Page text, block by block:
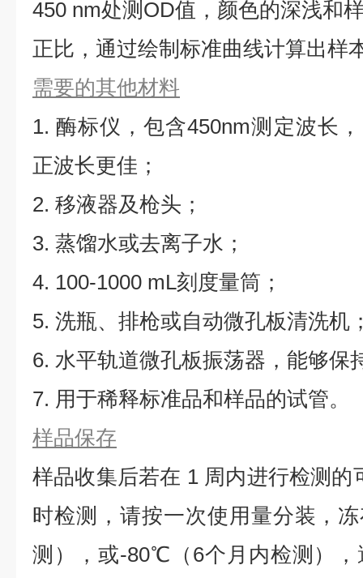
450 nm处测OD值，颜色的深浅和
正比，通过绘制标准曲线计算出样
需要的其他材料
1. 酶标仪，包含450nm测定波长
正波长更佳；
2. 移液器及枪头；
3. 蒸馏水或去离子水；
4. 100-1000 mL刻度量筒；
5. 洗瓶、排枪或自动微孔板清洗机
6. 水平轨道微孔板振荡器，能够保
7. 用于稀释标准品和样品的试管。
样品保存
样品收集后若在 1 周内进行检测
时检测，请按一次使用量分装，
测），或-80℃（6个月内检测）